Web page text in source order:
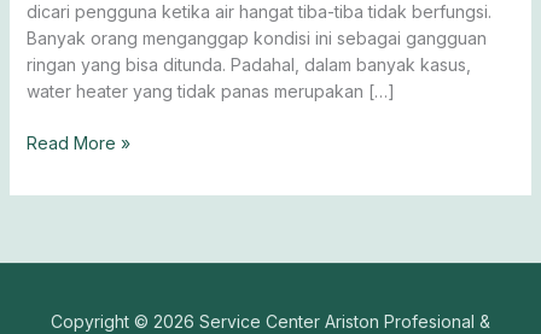
dicari pengguna ketika air hangat tiba-tiba tidak berfungsi.
Banyak orang menganggap kondisi ini sebagai gangguan
ringan yang bisa ditunda. Padahal, dalam banyak kasus,
water heater yang tidak panas merupakan […]
Read More »
Copyright © 2026 Service Center Ariston Profesional &